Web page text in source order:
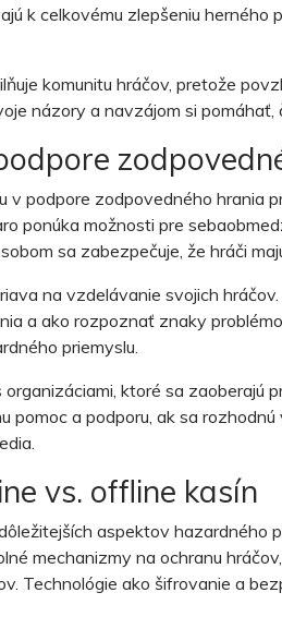
k celkovému zlepšeniu
komunitu hráčov, pretože
názory a navzájom si
v podpore zodpovedného hrania
ponúka možnosti pre
sa zabezpečuje, že hráči
na vzdelávanie svojich
a ako rozpoznať znaky
priemyslu.
ktoré sa
pomoc a podporu, ak sa
vs. offline kasín
aspektov hazardného
mechanizmy na ochranu
Technológie ako šifrovanie a